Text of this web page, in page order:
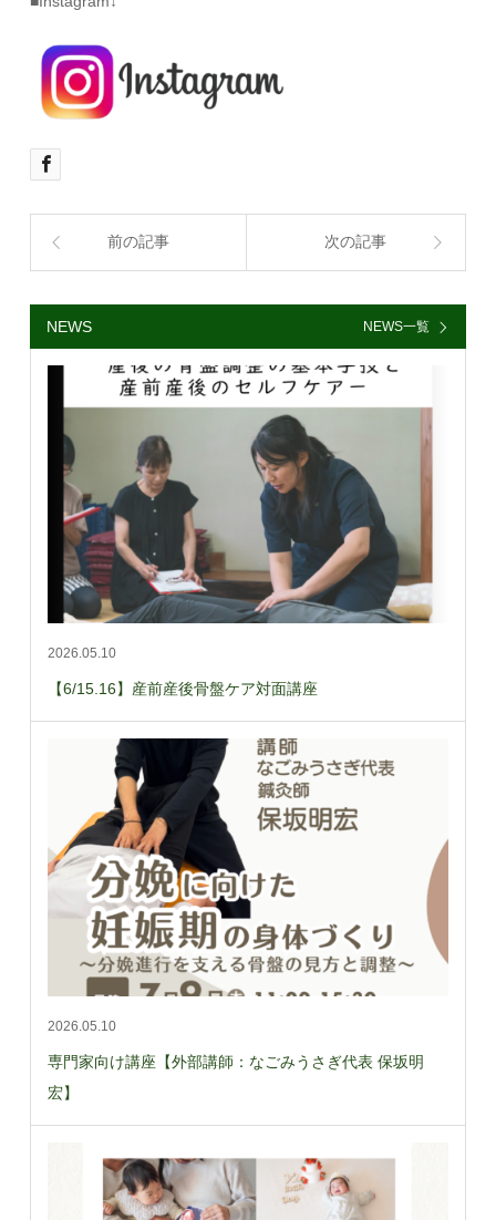
前の記事 次の記事
NEWS NEWS一覧
2026.05.10
【6/15.16】産前産後骨盤ケア対面講座
2026.05.10
専門家向け講座【外部講師：なごみうさぎ代表 保坂明
宏】